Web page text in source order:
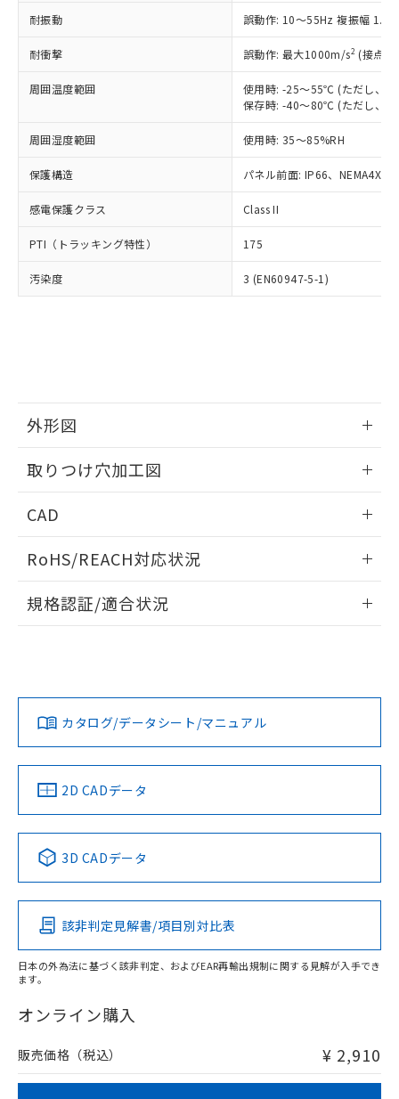
耐振動 誤動作: 10～55Hz 複振幅
耐衝撃 誤動作: 最大1000m/s2 (接点
周囲温度範囲
使用時: -25～55℃ (ただし、氷
保存時: -40～80℃ (ただし、氷
周囲湿度範囲 使用時: 35～85%RH
保護構造 パネル前面: IP66、NEMA4X,
感電保護クラス Class II
PTI（トラッキング特性） 175
汚染度 3 (EN60947-5-1)
外形図
取りつけ穴加工図
CAD
ドすることができます。
ログイン/会員登録
ダウンロードデータをご利用いただく前に、以下を必ずお読
みください。
ソフトウェアの使用条件
RoHS/REACH対応状況
EU RoHS 注意事項・凡例
対応済み
中国 RoHS 注意事項・凡例
Pb Hg Cd Cr(VI)
O
在庫等で未対応品が混在する可能性があります。
問い合わせください。
規格認証/適合状況
LR型式承認
（イギリス
船舶規格）
DNV型式承認
（ノルウェー
BV型式承認
（フランス
KR型式
（韓国
No No No No
この製品の規格認証/適合状況ページへ
その他の認証はこちらのページからご検索ください
カタログ/データシート/マニュアル
2D CADデータ
3D CADデータ
該非判定見解書/項目別対比表
日本の外為法に基づく該非判定、およびEAR再輸出規制に関する見解が入手でき
ます。
オンライン購入
販売価格（税込） ¥ 2,910
正式な納期状況および標準価格はお客
様のお取引先、またはお客様担当のオ
ムロン制御機器販売店・当社販売員に
オムロン制御機器販売店や当社販売拠
販売ネットワーク
」をご確認
在庫状況および標準価格結果を当社の
示しないようお願いします。
マイパーツ機能（部品リスト作成サー
ビス）をご利用いただくには、I-Web
メンバーズにご登録されている必要が
お客様が当ウェブサイト上で当社にご
登録された部品リストについて、当社
の共同利用に関して"
の「1.共同利
指します。
ルベンジル（BBP） 1000ppm以下、フタル酸ジブチル
（DBP） 1000ppm以下、フタル酸ジイソブチル
但し、RoHS指令で産業用監視および制御機器に対する
フタル酸エステル類の４物質については閾値を超える意
図的な使用がないことを確認しています。
部品在庫の切り替え状況などにより、予定
月が前後することがあります。
※3 非含有証明書ダウンロード
51物質の非含有証明書（当社基準）
※本証明書は発行日時点で非含有を証明す
るもので、過去に遡って非含有を証明する
また、RoHS指令のフタル酸エステル類４
物質の対応では、対応完了までの期間は出
既に当社にて対応品への在庫切替を完了
していることから、特段のことがない限
り、2022年1月12日より割愛しておりま
す。
DBP(フタル酸ジブチル) : 1000ppm、 DIBP(フタル酸ジ
イソブチル) : 1000ppm、 BBP(フタル酸ブチルベンジ
「ｅ」：有害物質（10物質）のすべてが基
準値以下であることを示します。
「10」：通常の使用状況下において有害物
質が外部に漏えいし、環境に深刻な影響を
及ぼさない年数を意味します。
「－」：未確認です。当社販売部門へお問
全に破砕するなど、違法に輸出されな
いよう必要な手段を講じます。
当社は貴社製品を、核兵器、ミサイ
ル、化学兵器、生物兵器またはその他
武器並びにこれらの製造装置等に一切
当社は、貴社製品を第三者に販売する
場合は、上記1、2および3の内容を当
該第三者に通知します。また当社は、
販売先および販売に係わる関係者が違
法に輸出するおそれがある場合は、取
－
在庫なし(最新の在庫状況につ
いては、お客様のお取引先、ま
たはお客様担当のオムロン制御
機器販売店・当社販売員にご確
空
受注生産機種、また在庫状況の
情報を公開していない機種